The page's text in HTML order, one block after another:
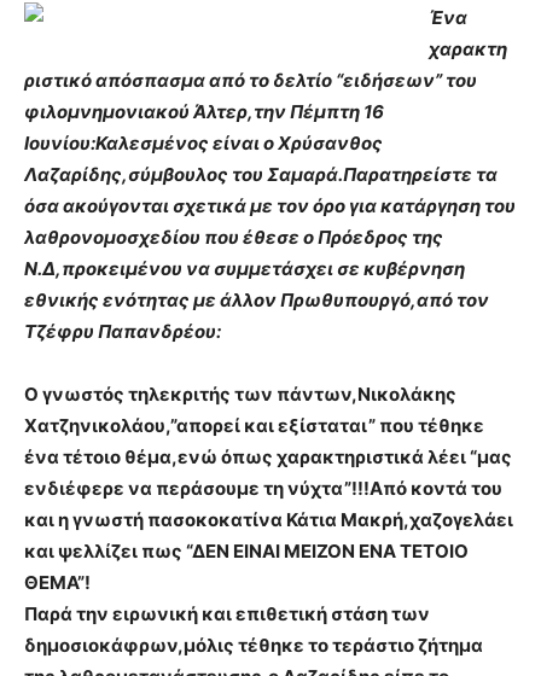
Ένα
χαρακτη
ριστικό απόσπασμα από το δελτίο “ειδήσεων” του
φιλομνημονιακού Άλτερ,την Πέμπτη 16
Ιουνίου:Καλεσμένος είναι ο Χρύσανθος
Λαζαρίδης,σύμβουλος του Σαμαρά.Παρατηρείστε τα
όσα ακούγονται σχετικά με τον όρο για κατάργηση του
λαθρονομοσχεδίου που έθεσε ο Πρόεδρος της
Ν.Δ,προκειμένου να συμμετάσχει σε κυβέρνηση
εθνικής ενότητας με άλλον Πρωθυπουργό,από τον
Τζέφρυ Παπανδρέου:
Ο γνωστός τηλεκριτής των πάντων,Νικολάκης
Χατζηνικολάου,”απορεί και εξίσταται” που τέθηκε
ένα τέτοιο θέμα,ενώ όπως χαρακτηριστικά λέει “μας
ενδιέφερε να περάσουμε τη νύχτα”!!!Από κοντά του
και η γνωστή πασοκοκατίνα Κάτια Μακρή,χαζογελάει
και ψελλίζει πως “ΔΕΝ ΕΙΝΑΙ ΜΕΙΖΟΝ ΕΝΑ ΤΕΤΟΙΟ
ΘΕΜΑ”!
Παρά την ειρωνική και επιθετική στάση των
δημοσιοκάφρων,μόλις τέθηκε το τεράστιο ζήτημα